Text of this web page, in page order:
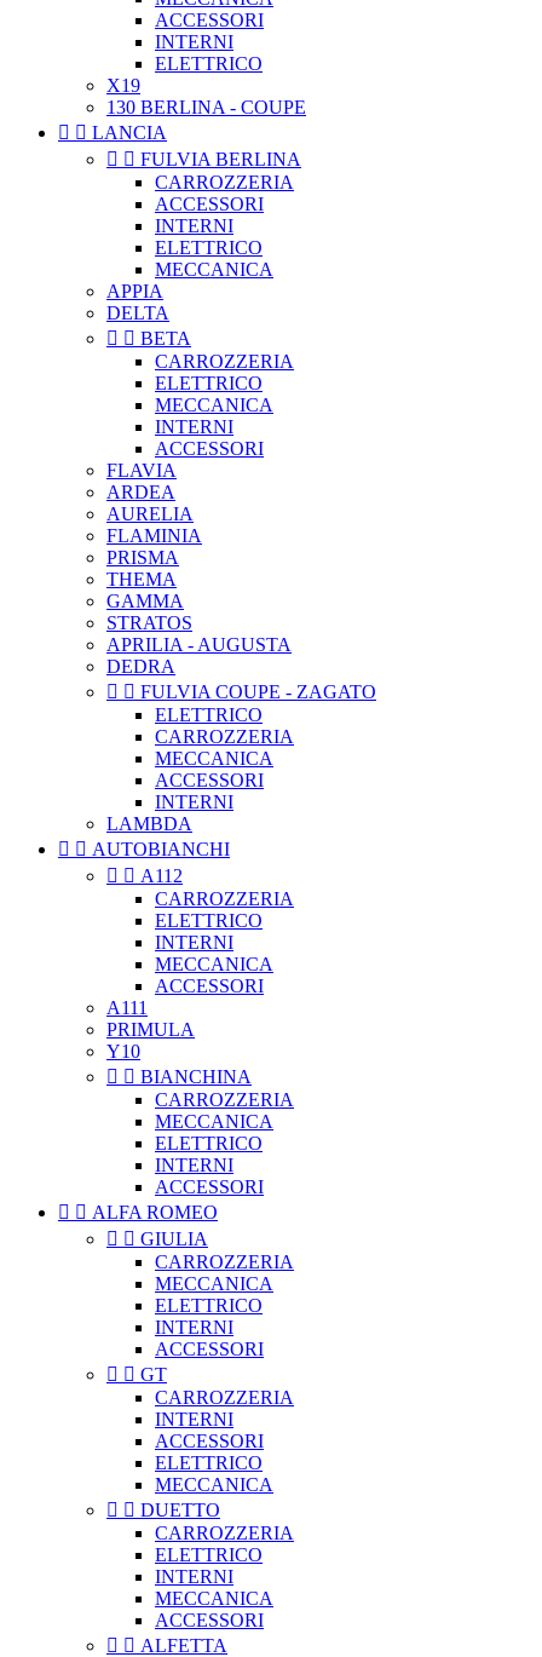
ACCESSORI
INTERNI
ELETTRICO
X19
130 BERLINA - COUPE
  LANCIA
  FULVIA BERLINA
CARROZZERIA
ACCESSORI
INTERNI
ELETTRICO
MECCANICA
APPIA
DELTA
  BETA
CARROZZERIA
ELETTRICO
MECCANICA
INTERNI
ACCESSORI
FLAVIA
ARDEA
AURELIA
FLAMINIA
PRISMA
THEMA
GAMMA
STRATOS
APRILIA - AUGUSTA
DEDRA
  FULVIA COUPE - ZAGATO
ELETTRICO
CARROZZERIA
MECCANICA
ACCESSORI
INTERNI
LAMBDA
  AUTOBIANCHI
  A112
CARROZZERIA
ELETTRICO
INTERNI
MECCANICA
ACCESSORI
A111
PRIMULA
Y10
  BIANCHINA
CARROZZERIA
MECCANICA
ELETTRICO
INTERNI
ACCESSORI
  ALFA ROMEO
  GIULIA
CARROZZERIA
MECCANICA
ELETTRICO
INTERNI
ACCESSORI
  GT
CARROZZERIA
INTERNI
ACCESSORI
ELETTRICO
MECCANICA
  DUETTO
CARROZZERIA
ELETTRICO
INTERNI
MECCANICA
ACCESSORI
  ALFETTA